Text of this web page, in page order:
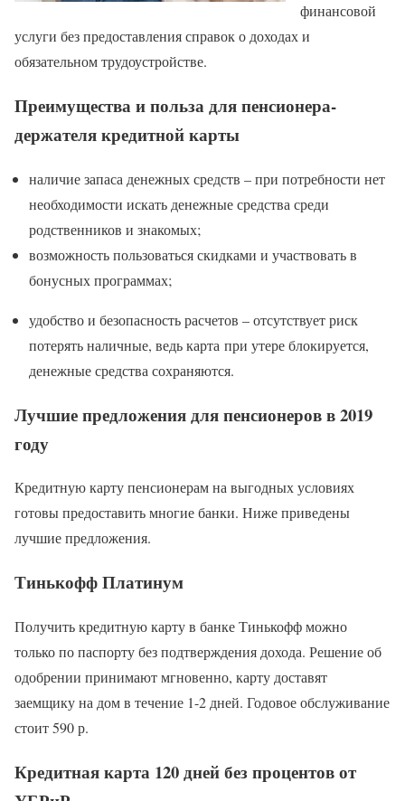
финансовой
услуги без предоставления справок о доходах и
обязательном трудоустройстве.
Преимущества и польза для пенсионера-
держателя кредитной карты
наличие запаса денежных средств – при потребности нет
необходимости искать денежные средства среди
родственников и знакомых;
возможность пользоваться скидками и участвовать в
бонусных программах;
удобство и безопасность расчетов – отсутствует риск
потерять наличные, ведь карта при утере блокируется,
денежные средства сохраняются.
Лучшие предложения для пенсионеров в 2019
году
Кредитную карту пенсионерам на выгодных условиях
готовы предоставить многие банки. Ниже приведены
лучшие предложения.
Тинькофф Платинум
Получить кредитную карту в банке Тинькофф можно
только по паспорту без подтверждения дохода. Решение об
одобрении принимают мгновенно, карту доставят
заемщику на дом в течение 1-2 дней. Годовое обслуживание
стоит 590 р.
Кредитная карта 120 дней без процентов от